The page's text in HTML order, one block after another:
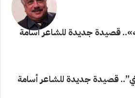
قصيدة جديدة للشاعر أسامة
قصيدة جديدة للشاعر أسامة